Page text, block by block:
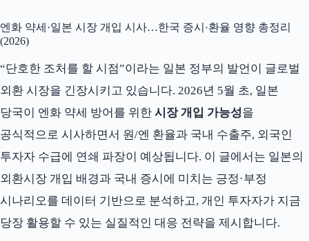
엔화 약세·일본 시장 개입 시사…한국 증시·환율 영향 총정리
(2026)
“단호한 조처를 할 시점”이라는 일본 정부의 발언이 글로벌
외환 시장을 긴장시키고 있습니다. 2026년 5월 초, 일본
당국이 엔화 약세 방어를 위한 시장 개입 가능성을
공식적으로 시사하면서 원/엔 환율과 국내 수출주, 외국인
투자자 수급에 연쇄 파장이 예상됩니다. 이 글에서는 일본의
외환시장 개입 배경과 국내 증시에 미치는 긍정·부정
시나리오를 데이터 기반으로 분석하고, 개인 투자자가 지금
당장 활용할 수 있는 실질적인 대응 전략을 제시합니다.